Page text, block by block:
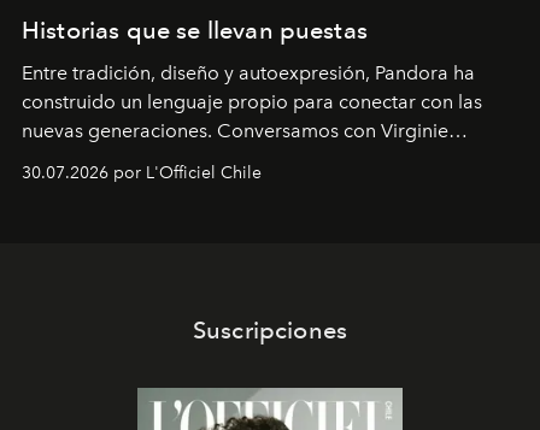
Historias que se llevan puestas
Entre tradición, diseño y autoexpresión, Pandora ha
construido un lenguaje propio para conectar con las
nuevas generaciones. Conversamos con Virginie
Dubray, la responsable de marketing para
Latinoamérica, sobre identidad, cultura y el valor
30.07.2026 por L'Officiel Chile
Suscripciones